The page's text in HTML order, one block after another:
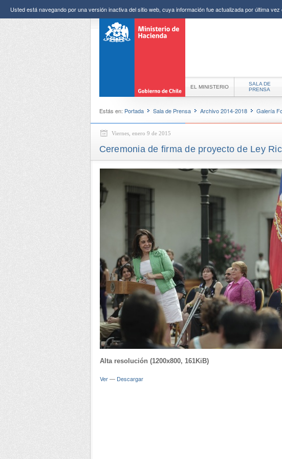
Usted está navegando por una versión inactiva del sitio web, cuya información fue actualizada por última
EL MINISTERIO
SALA DE
PRENSA
Estás en: Portada Sala de Prensa Archivo 2014-2018 Galería
Viernes, enero 9 de 2015
Ceremonia de firma de proyecto de Ley
Alta resolución (1200x800, 161KiB)
Ver— Descargar